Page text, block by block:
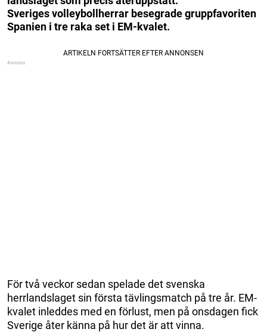
Sveriges volleybollherrar besegrade gruppfavoriten
Spanien i tre raka set i EM-kvalet.
För två veckor sedan spelade det svenska
herrlandslaget sin första tävlingsmatch på tre år. EM-
kvalet inleddes med en förlust, men på onsdagen fick
Sverige åter känna på hur det är att vinna.